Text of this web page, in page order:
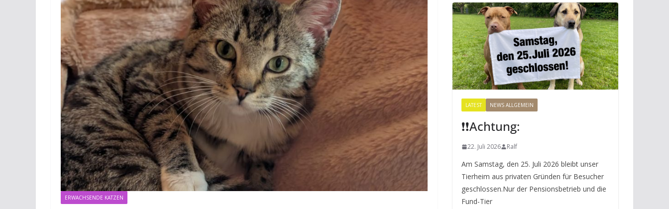
ERWACHSENDE KATZEN
LATEST NEWS ALLGEMEIN
❗️❗️Achtung:
22. Juli 2026 Ralf
Am Samstag, den 25. Juli 2026 bleibt unser
Tierheim aus privaten Gründen für Besucher
geschlossen.Nur der Pensionsbetrieb und die
Fund-Tier